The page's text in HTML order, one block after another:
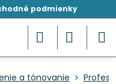
podmienky
a tónovanie